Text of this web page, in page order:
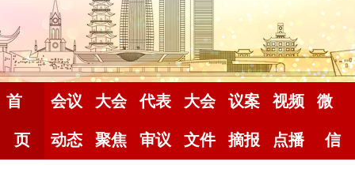
首
页
会议
动态
大会
聚焦
代表
审议
大会
文件
议案
摘报
视频
点播
微
信